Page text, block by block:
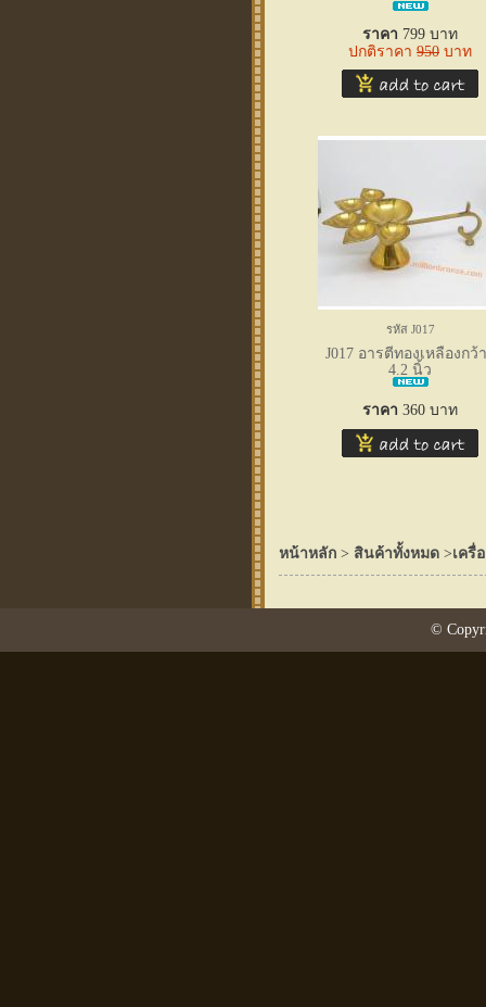
ราคา 799 บาท
ปกติราคา 950 บาท
รหัส J017
J017 อารตีทองเหลืองกว้
4.2 นิ้ว
ราคา 360 บาท
หน้าหลัก > สินค้าทั้งหมด >เครื่
©